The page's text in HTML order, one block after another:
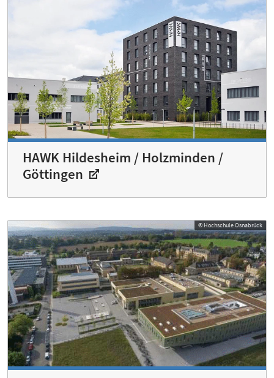
HAWK Hildesheim / Holzminden /
Göttingen
© Hochschule Osnabrück